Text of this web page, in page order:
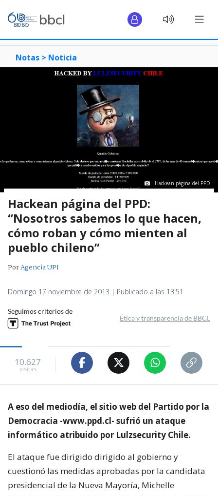
Notas > Noticia
Hackean página del PPD
Hackean página del PPD:
“Nosotros sabemos lo que hacen,
cómo roban y cómo mienten al
pueblo chileno”
PorAgencia UPI
Domingo 17 noviembre de 2013 | Publicado a las 13:51
Seguimos criterios de
Ética y transparencia de BBCL
10.627
visitas
A eso del mediodía, el sitio web del Partido por la
Democracia -www.ppd.cl- sufrió un ataque
informático atribuido por Lulzsecurity Chile.
El ataque fue dirigido dirigido al gobierno y
cuestionó las medidas aprobadas por la candidata
presidencial de la Nueva Mayoría, Michelle